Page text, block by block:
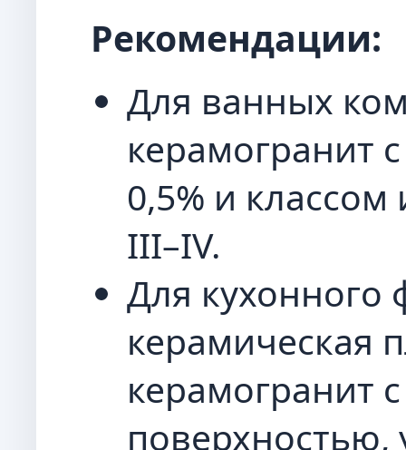
Рекомендации:
Для ванных
керамогранит
0,5% и классом
III–IV.
Для кухонного
керамическая
керамогранит
поверхностью,